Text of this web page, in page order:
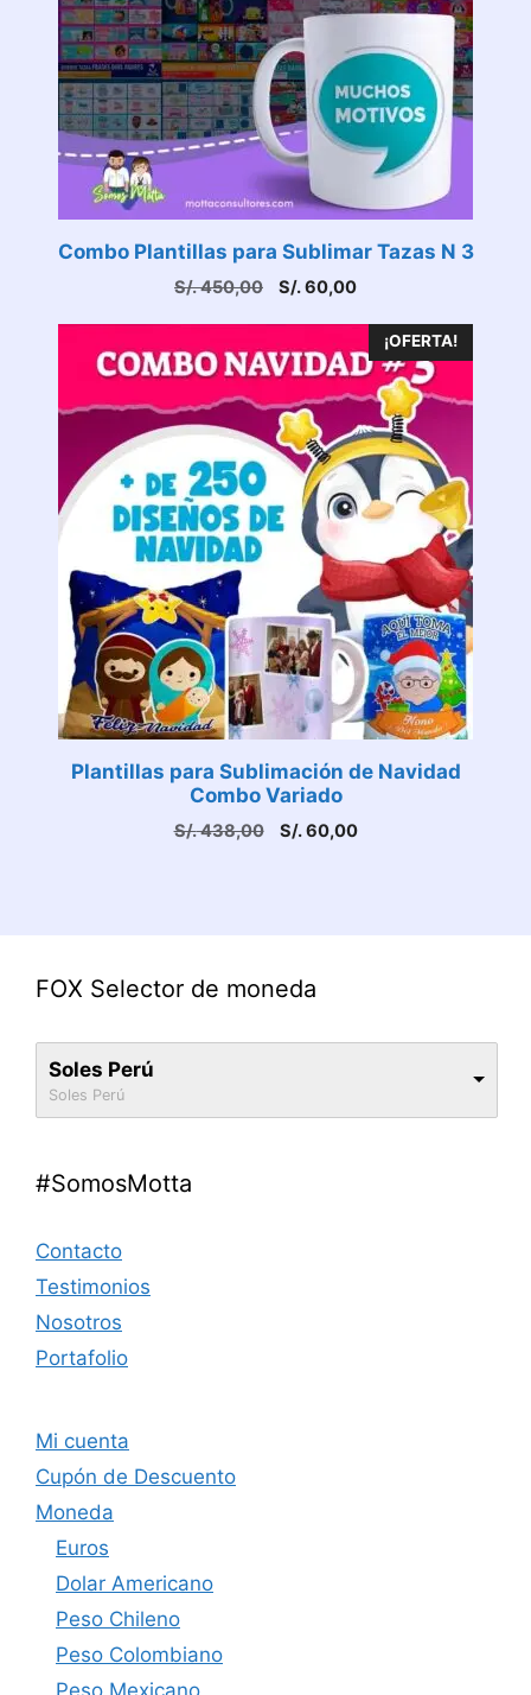
Combo Plantillas para Sublimar Tazas N 3
S/.450,00
El
era:
S/. 450,00.
S/.60,00El
actual
es:
S/. 60,00.
¡OFERTA!
Plantillas para Sublimación de Navidad
Combo Variado
S/.438,00
El
S/.60,00El
FOX Selector de moneda
Soles Perú
Soles Perú
#SomosMotta
Contacto
Testimonios
Nosotros
Portafolio
Mi cuenta
Cupón de Descuento
Moneda
Euros
Dolar Americano
Peso Chileno
Peso Colombiano